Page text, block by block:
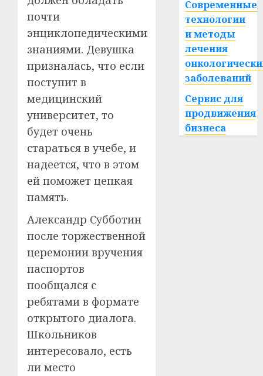
почти
энциклопедическими
знаниями. Девушка
призналась, что если
поступит в
медицинский
университет, то
будет очень
стараться в учебе, и
надеется, что в этом
ей поможет цепкая
память.
Александр Субботин
после торжественной
церемонии вручения
паспортов
пообщался с
ребятами в формате
открытого диалога.
Школьников
интересовало, есть
ли место
Современные
технологии
и методы
лечения
заболеваний
Сервис для
продвижения
бизнеса